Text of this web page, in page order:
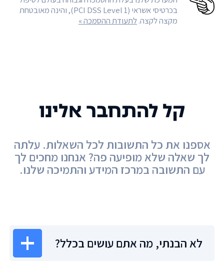
בכרטיסי אשראי (PCI DSS Level 1), והינה מאובטחת
מקצה לקצה.לתעודת ההסמכה »
לא הבנתי, מה אתם עושים בכלל?
קל להתחבר אלינו
אספנו את כל התשובות לכל השאלות. עלתה
לך שאלה שלא מופיעה פה? אנחנו מחכים לך
עם התשובה במרכז המידע והתמיכה שלנו.